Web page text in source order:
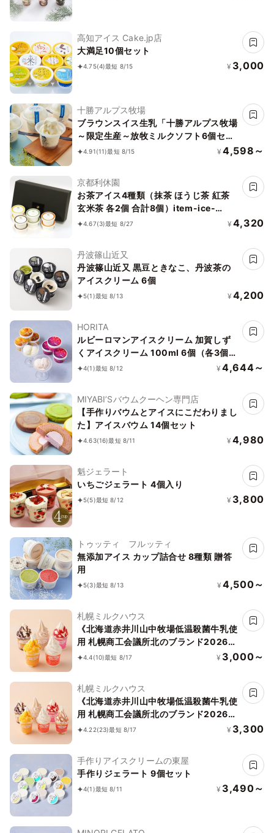
高知アイス Cake.jp店
大満足10個セット
4.75(4)最短 8/15 ¥ 3,000
十勝アルプス牧場
ブラウンスイス生乳「十勝アルプス牧場
～限定生産～放牧ミルクソフト6個セッ
ト」
4.91(11)最短 8/15 ¥ 4,598～
京都利休園
お茶アイス4種類（抹茶 ほうじ茶 紅茶
玄米茶 各2個 合計8個）item-ice-
4set-mhkg
4.67(3)最短 8/27 ¥ 4,320
丹波篠山近又
丹波篠山近又 黒豆ときなこ、丹波茶の
アイスクリーム 6個
5(1)最短 8/13 ¥ 4,200
HORITA
ルビーロマンアイスクリーム 加賀しず
くアイスクリーム 100ml 6個（各3個ず
つ）セット
4(1)最短 8/12 ¥ 4,644～
MIYABI’Sバウムクーヘン専門店
【手作りバウムとアイスにこだわりまし
た】アイスバウム 14個セット
4.63(16)最短 8/11 ¥ 4,980
魁ジェラート
いちごジェラート 4個入り
5(5)最短 8/12 ¥ 3,800
トゥッティ フルッティ
無添加アイス カップ詰合せ 8種類 贈答
用
5(3)最短 8/13 ¥ 4,500～
札幌ミルクハウス
《北海道赤井川山中牧場低温殺菌牛乳使
用 札幌商工会議所北のブランド2026認
証品》ソフトクリームお試しセット 5個
4.4(10)最短 8/17 ¥ 3,000～
札幌ミルクハウス
《北海道赤井川山中牧場低温殺菌牛乳使
用 札幌商工会議所北のブランド2026認
証品》北海道からお取り寄せソフトクリ
4.22(23)最短 8/17 ¥ 3,300
手作りアイスクリームの東屋
手作りジェラート 9個セット
4(1)最短 8/11 ¥ 3,490～